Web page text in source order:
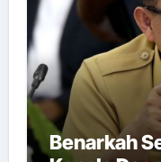
Benarkah